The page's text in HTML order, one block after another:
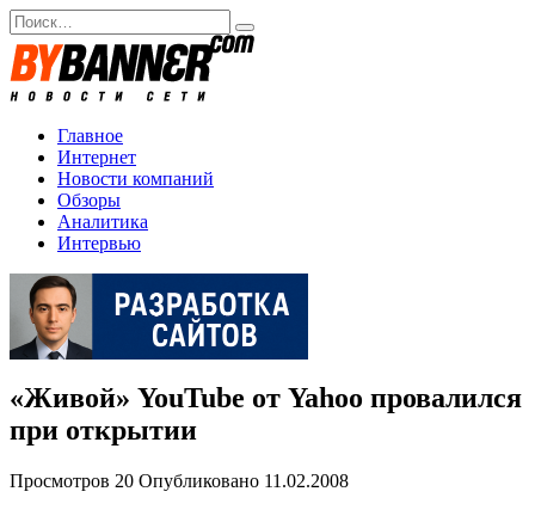
Перейти
к
содержанию
Search
for:
Главное
Интернет
Новости компаний
Обзоры
Аналитика
Интервью
«Живой» YouTube от Yahoo провалился
при открытии
Просмотров 20 Опубликовано 11.02.2008